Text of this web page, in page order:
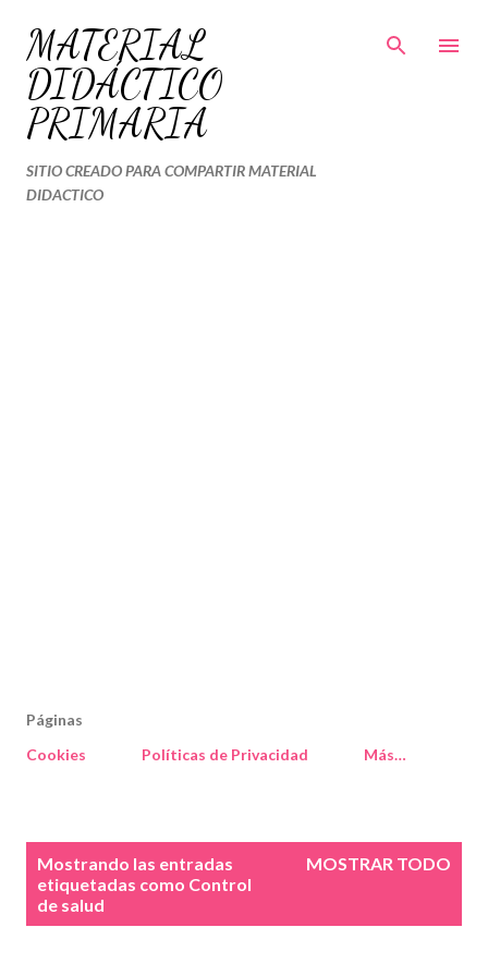
Ir al contenido principal
MATERIAL
DIDÁCTICO
PRIMARIA
SITIO CREADO PARA COMPARTIR MATERIAL
DIDACTICO
Páginas
Cookies
Políticas de Privacidad Más…
Mostrando las entradas
etiquetadas como Control
de salud
MOSTRAR TODO